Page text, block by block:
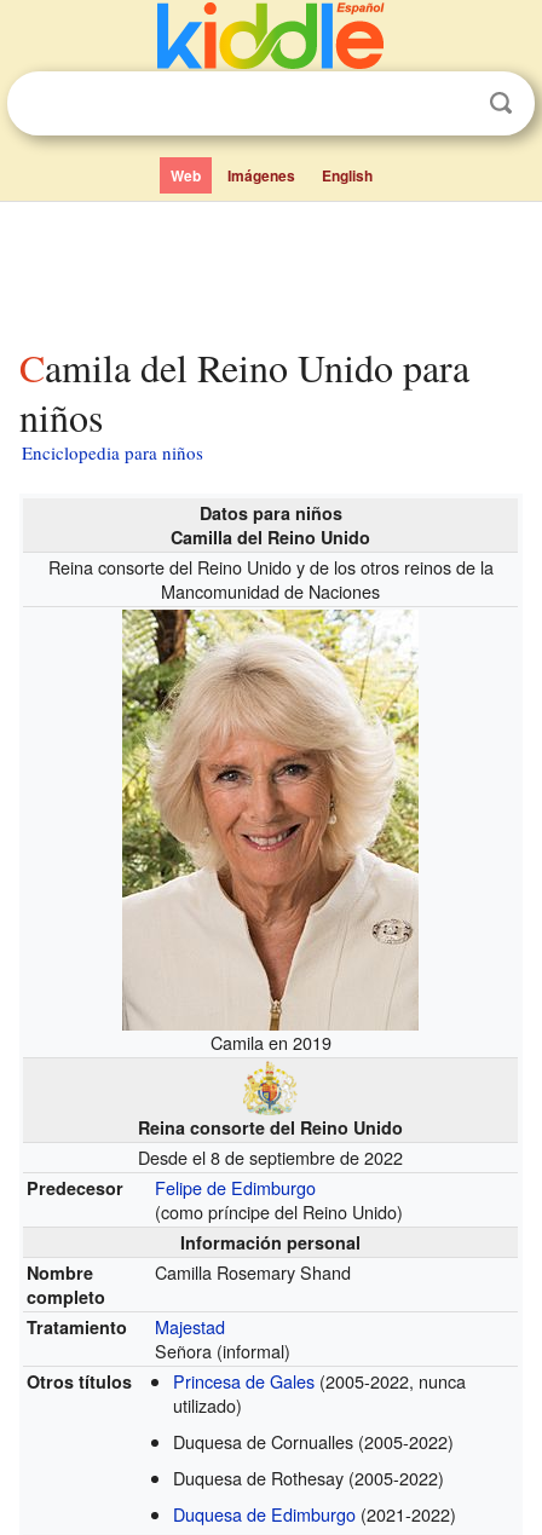
Web Imágenes English
Camila del Reino Unido para
niños
Enciclopedia para niños
Datos para niños
Camilla del Reino Unido
Reina consorte del Reino Unido y de los otros reinos de la
Mancomunidad de Naciones
Camila en 2019
Reina consorte del Reino Unido
Desde el 8 de septiembre de 2022
Predecesor
Felipe de Edimburgo
(como príncipe del Reino Unido)
Información personal
Nombre
completo
Camilla Rosemary Shand
Tratamiento
Majestad
Señora (informal)
Otros títulos Princesa de Gales(2005-2022, nunca
utilizado)
Duquesa de Cornualles (2005-2022)
Duquesa de Rothesay (2005-2022)
Duquesa de Edimburgo(2021-2022)